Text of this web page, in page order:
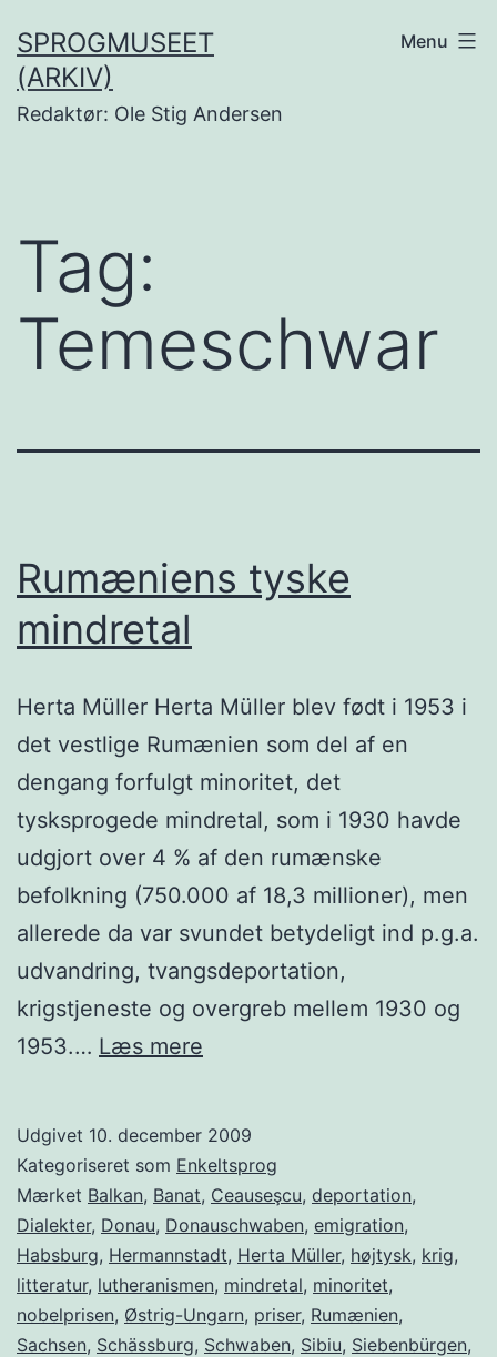
til
indhold
SPROGMUSEET
(ARKIV)
Redaktør: Ole Stig Andersen
Menu
Tag:
Temeschwar
Rumæniens tyske
mindretal
Herta Müller Herta Müller blev født i 1953 i
det vestlige Rumænien som del af en
dengang forfulgt minoritet, det
tysksprogede mindretal, som i 1930 havde
udgjort over 4 % af den rumænske
befolkning (750.000 af 18,3 millioner), men
allerede da var svundet betydeligt ind p.g.a.
udvandring, tvangsdeportation,
krigstjeneste og overgreb mellem 1930 og
1953.… Læs mere
Udgivet 10. december 2009
Kategoriseret som Enkeltsprog
Mærket Balkan, Banat, Ceauseşcu, deportation,
Dialekter, Donau, Donauschwaben, emigration,
Habsburg, Hermannstadt, Herta Müller, højtysk, krig,
litteratur, lutheranismen, mindretal, minoritet,
nobelprisen, Østrig-Ungarn, priser, Rumænien,
Sachsen, Schässburg, Schwaben, Sibiu, Siebenbürgen,